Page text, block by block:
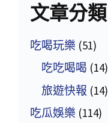
文章分類
吃喝玩樂 (51)
吃吃喝喝 (14)
旅遊快報 (14)
吃瓜娛樂 (114)